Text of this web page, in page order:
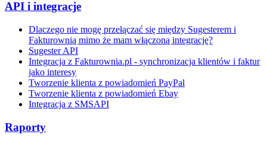
API i integracje
Dlaczego nie mogę przełączać się między Sugesterem i
Fakturownią mimo że mam włączoną integrację?
Sugester API
Integracja z Fakturownia.pl - synchronizacja klientów i faktur
jako interesy
Tworzenie klienta z powiadomień PayPal
Tworzenie klienta z powiadomień Ebay
Integracja z SMSAPI
Raporty